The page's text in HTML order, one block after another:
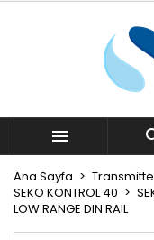

Ana Sayfa
SEKO KONTROL 40
LOW RANGE DIN RAIL